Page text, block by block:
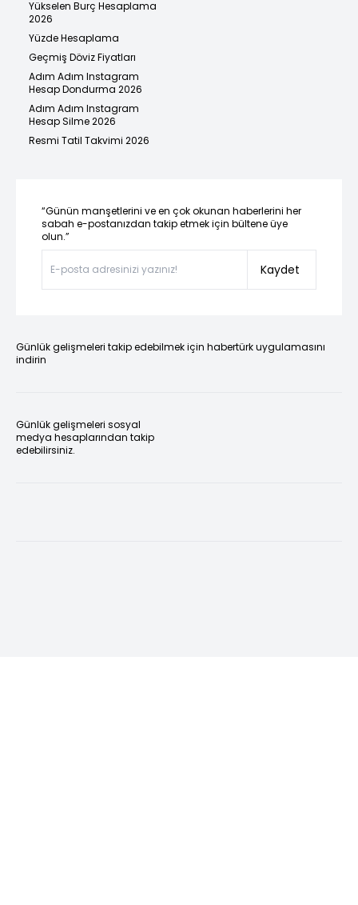
Yükselen Burç Hesaplama
2026
Yüzde Hesaplama
Geçmiş Döviz Fiyatları
Adım Adım Instagram
Hesap Dondurma 2026
Adım Adım Instagram
Hesap Silme 2026
Resmi Tatil Takvimi 2026
“Günün manşetlerini ve en çok okunan haberlerini her
sabah e-postanızdan takip etmek için bültene üye
olun.”
Kaydet
Günlük gelişmeleri takip edebilmek için habertürk uygulamasını
indirin
Günlük gelişmeleri sosyal
medya hesaplarından takip
edebilirsiniz.